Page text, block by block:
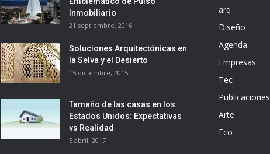
Inmobiliario
21 septiembre, 2016
Soluciones Arquitectónicas en
la Selva y el Desierto
15 diciembre, 2015
Tamaño de las casas en los
Estados Unidos: Expectativas
vs Realidad
5 abril, 2017
arq
Diseño
Agenda
Empresas
Tec
Publicaciones
Arte
Eco